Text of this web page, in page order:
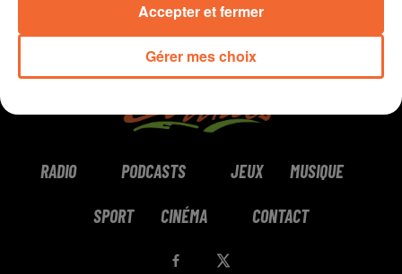
RADIO PODCASTS JEUX MUSIQUE
SPORT CINÉMA CONTACT
Gérer mes choix
Accepter et fermer